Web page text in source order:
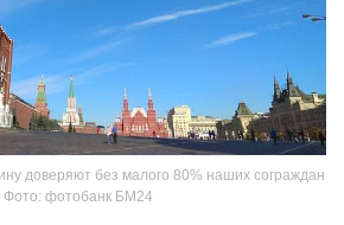
доверяют без малого 80% наших сограждан
Фото: фотобанк БМ24